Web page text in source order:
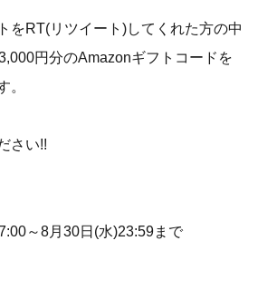
をRT(リツイート)してくれた方の中
円分のAmazonギフトコードを
。
さい!!
～8月30日(水)23:59まで